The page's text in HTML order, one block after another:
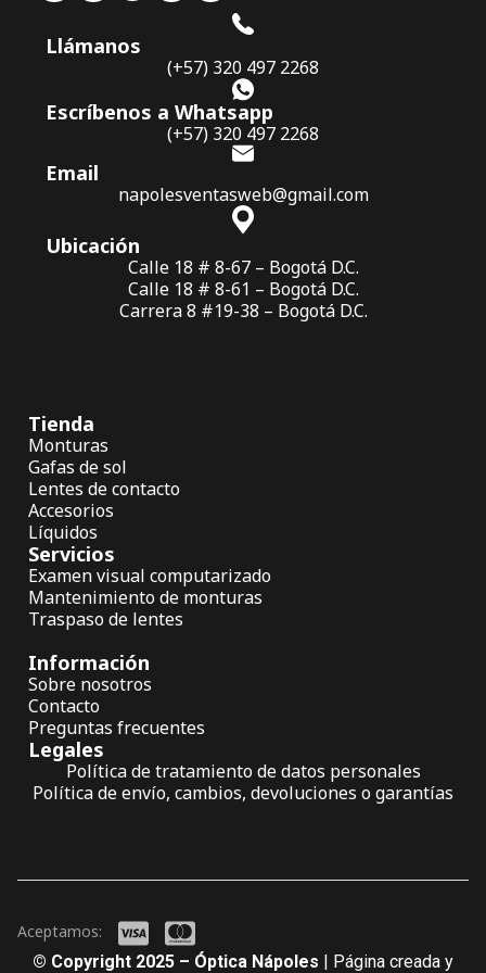
Llámanos
(+57) 320 497 2268
Escríbenos a Whatsapp
(+57) 320 497 2268
Email
napolesventasweb@gmail.com
Ubicación
Calle 18 # 8-67 – Bogotá D.C.
Calle 18 # 8-61 – Bogotá D.C.
Carrera 8 #19-38 – Bogotá D.C.
Tienda
Monturas
Gafas de sol
Lentes de contacto
Accesorios
Líquidos
Servicios
Examen visual computarizado
Mantenimiento de monturas
Traspaso de lentes
Información
Sobre nosotros
Contacto
Preguntas frecuentes
Legales
Política de tratamiento de datos personales
Política de envío, cambios, devoluciones o garantías
© Copyright 2025 – Óptica Nápoles | Página creada y
Aceptamos: